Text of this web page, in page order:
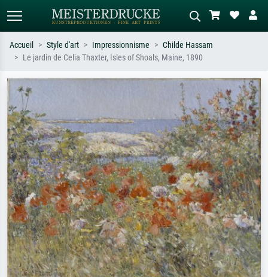
Recherchez par artiste, titre ou style –
impressionnisme, vague de Hokusai,
nu.
Décrivez la scène – ex. prairie verte,
abstrait avec beaucoup de rouge,
tableau sombre, nu debout près d'un
arbre.
Accueil Style d'art Impressionnisme
Childe Hassam
Le jardin de Celia Thaxter, Isles of Shoals, Maine, 1890